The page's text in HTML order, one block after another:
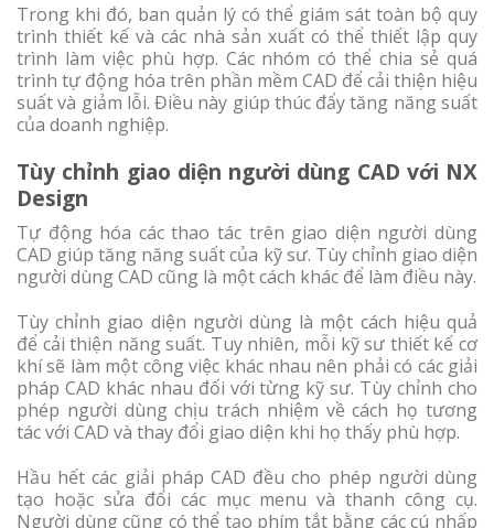
Trong khi đó, ban quản lý có thể giám sát toàn bộ quy
trình thiết kế và các nhà sản xuất có thể thiết lập quy
trình làm việc phù hợp. Các nhóm có thể chia sẻ quá
trình tự động hóa trên phần mềm CAD để cải thiện hiệu
suất và giảm lỗi. Điều này giúp thúc đẩy tăng năng suất
của doanh nghiệp.
Tùy chỉnh giao diện người dùng CAD với NX
Design
Tự động hóa các thao tác trên giao diện người dùng
CAD giúp tăng năng suất của kỹ sư. Tùy chỉnh giao diện
người dùng CAD cũng là một cách khác để làm điều này.
Tùy chỉnh giao diện người dùng là một cách hiệu quả
để cải thiện năng suất. Tuy nhiên, mỗi kỹ sư thiết kế cơ
khí sẽ làm một công việc khác nhau nên phải có các giải
pháp CAD khác nhau đối với từng kỹ sư. Tùy chỉnh cho
phép người dùng chịu trách nhiệm về cách họ tương
tác với CAD và thay đổi giao diện khi họ thấy phù hợp.
Hầu hết các giải pháp CAD đều cho phép người dùng
tạo hoặc sửa đổi các mục menu và thanh công cụ.
Người dùng cũng có thể tạo phím tắt bằng các cú nhấp